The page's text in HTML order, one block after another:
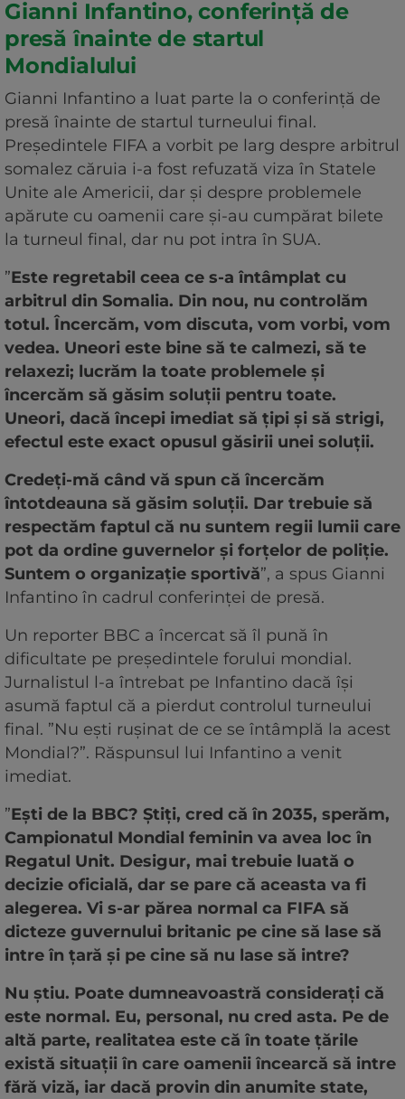
Gianni Infantino, conferință de
presă înainte de startul
Mondialului
Gianni Infantino a luat parte la o conferință de
presă înainte de startul turneului final.
Președintele FIFA a vorbit pe larg despre arbitrul
somalez căruia i-a fost refuzată viza în Statele
Unite ale Americii, dar și despre problemele
apărute cu oamenii care și-au cumpărat bilete
la turneul final, dar nu pot intra în SUA.
”Este regretabil ceea ce s-a întâmplat cu
arbitrul din Somalia. Din nou, nu controlăm
totul. Încercăm, vom discuta, vom vorbi, vom
vedea. Uneori este bine să te calmezi, să te
relaxezi; lucrăm la toate problemele și
încercăm să găsim soluții pentru toate.
Uneori, dacă începi imediat să țipi și să strigi,
efectul este exact opusul găsirii unei soluții.
Credeți-mă când vă spun că încercăm
întotdeauna să găsim soluții. Dar trebuie să
respectăm faptul că nu suntem regii lumii care
pot da ordine guvernelor și forțelor de poliție.
Suntem o organizație sportivă”, a spus Gianni
Infantino în cadrul conferinței de presă.
Un reporter BBC a încercat să îl pună în
dificultate pe președintele forului mondial.
Jurnalistul l-a întrebat pe Infantino dacă își
asumă faptul că a pierdut controlul turneului
final. ”Nu ești rușinat de ce se întâmplă la acest
Mondial?”. Răspunsul lui Infantino a venit
imediat.
”Ești de la BBC? Știți, cred că în 2035, sperăm,
Campionatul Mondial feminin va avea loc în
Regatul Unit. Desigur, mai trebuie luată o
decizie oficială, dar se pare că aceasta va fi
alegerea. Vi s-ar părea normal ca FIFA să
dicteze guvernului britanic pe cine să lase să
intre în țară și pe cine să nu lase să intre?
Nu știu. Poate dumneavoastră considerați că
este normal. Eu, personal, nu cred asta. Pe de
altă parte, realitatea este că în toate țările
există situații în care oamenii încearcă să intre
fără viză, iar dacă provin din anumite state,